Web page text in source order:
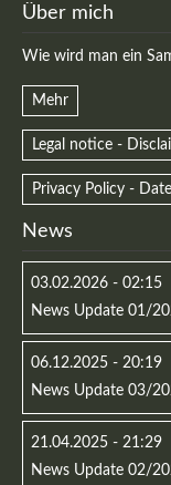
Über mich
Wie wird man ein
Mehr
Legal notice -
Privacy Policy -
News
03.02.2026 - 02:15
News Update 01/
06.12.2025 - 20:19
News Update 03/
21.04.2025 - 21:29
News Update 02/
Herbert
info@optical-
http://
Login
Benutzername